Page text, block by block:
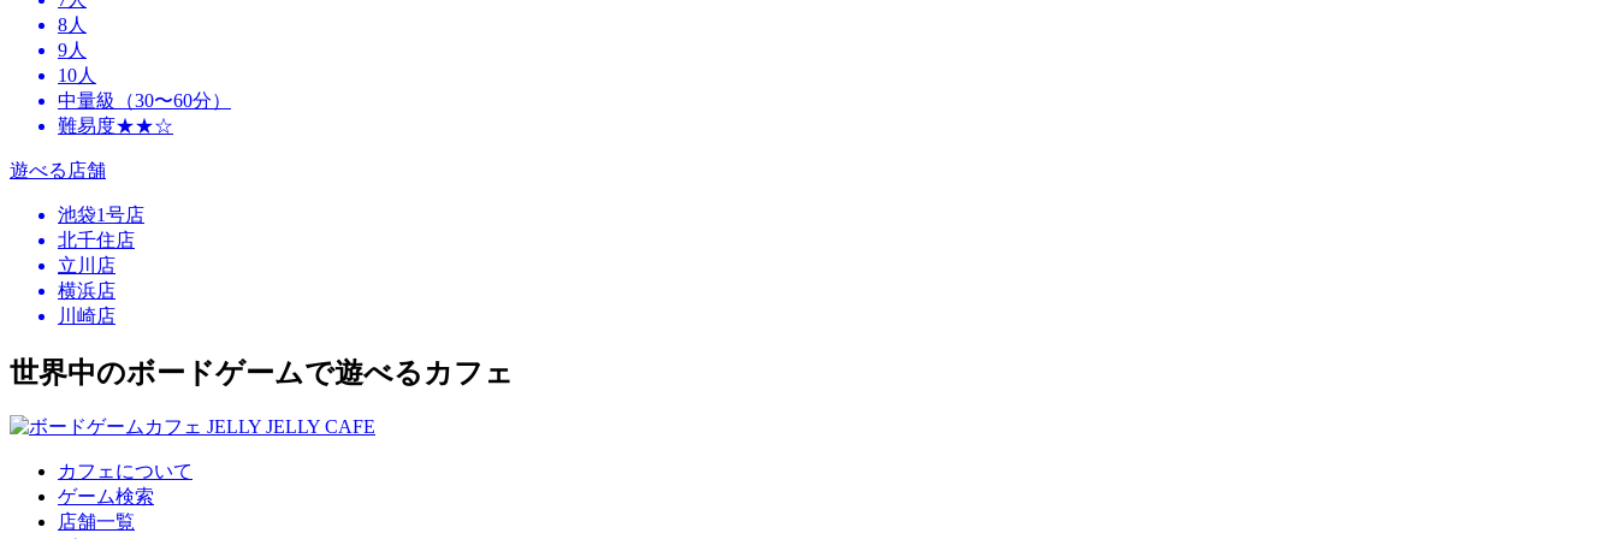
8人
9人
10人
中量級（30〜60分）
難易度★★☆
遊べる店舗
池袋1号店
北千住店
立川店
横浜店
川崎店
世界中のボードゲームで遊べるカフェ
カフェについて
ゲーム検索
店舗一覧